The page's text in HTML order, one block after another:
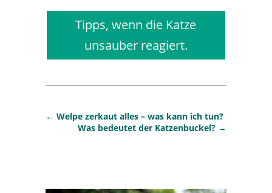
Tipps, wenn die Katze
unsauber reagiert.
← Welpe zerkaut alles – was kann ich tun?
Was bedeutet der Katzenbuckel? →